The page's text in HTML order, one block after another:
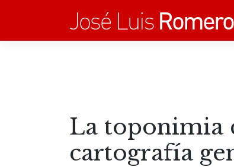
La toponimia
cartografía